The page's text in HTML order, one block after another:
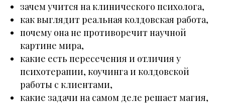
зачем учится на клинического психолога,
как выглядит реальная колдовская работа,
почему она не противоречит научной
картине мира,
какие есть пересечения и отличия у
психотерапии, коучинга и колдовской
работы с клиентами,
какие задачи на самом деле решает магия,